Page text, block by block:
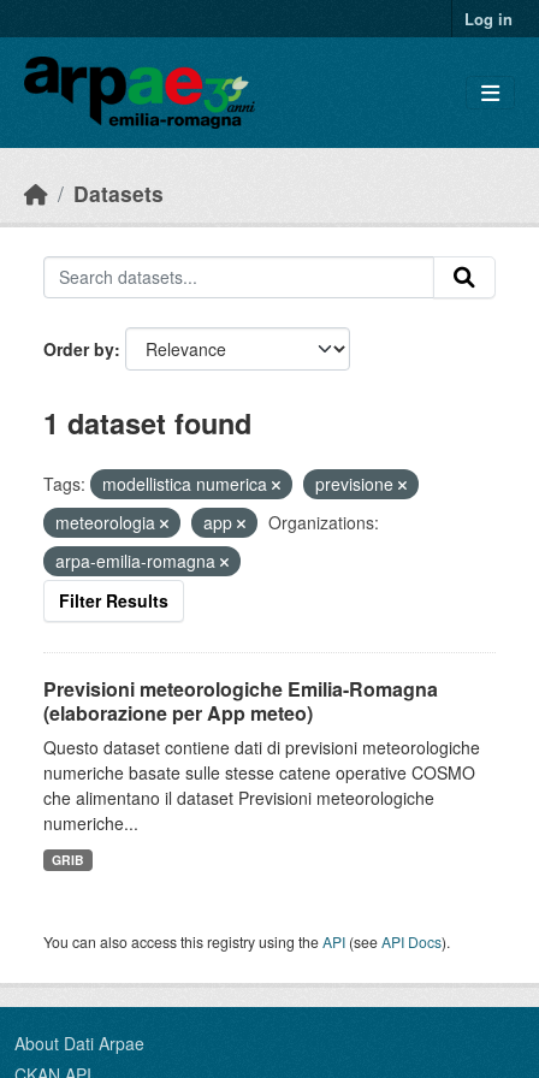
Log in
Datasets
Order by
1 dataset found
Tags: modellistica numerica
previsione
meteorologia
app
Organizations:
arpa-emilia-romagna
Filter Results
Previsioni meteorologiche Emilia-Romagna
(elaborazione per App meteo)
Questo dataset contiene dati di previsioni meteorologiche
numeriche basate sulle stesse catene operative COSMO
che alimentano il dataset Previsioni meteorologiche
numeriche...
GRIB
You can also access this registry using theAPI (seeAPI Docs).
About Dati Arpae